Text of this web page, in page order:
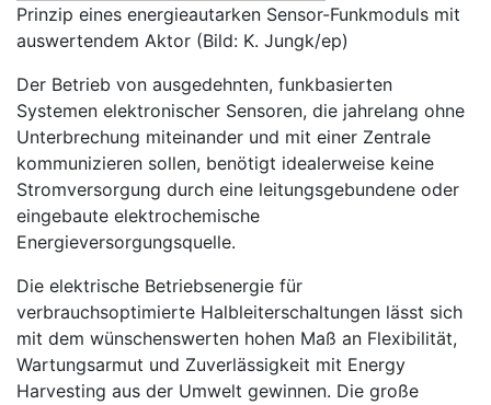
Prinzip eines energieautarken Sensor-Funkmoduls mit
auswertendem Aktor (Bild: K. Jungk/ep)
Der Betrieb von ausgedehnten, funkbasierten
Systemen elektronischer Sensoren, die jahrelang ohne
Unterbrechung miteinander und mit einer Zentrale
kommunizieren sollen, benötigt idealerweise keine
Stromversorgung durch eine leitungsgebundene oder
eingebaute elektrochemische
Energieversorgungsquelle.
Die elektrische Betriebsenergie für
verbrauchsoptimierte Halbleiterschaltungen lässt sich
mit dem wünschenswerten hohen Maß an Flexibilität,
Wartungsarmut und Zuverlässigkeit mit Energy
Harvesting aus der Umwelt gewinnen. Die große